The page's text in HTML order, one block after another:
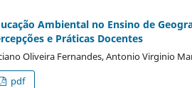
Ambiental no Ensino de
e Práticas Docentes
Oliveira Fernandes, Antonio Virginio
pdf